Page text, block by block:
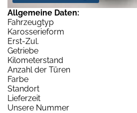
Allgemeine Daten:
Fahrzeugtyp
Karosserieform
Erst-Zul.
Getriebe
Kilometerstand
Anzahl der Türen
Farbe
Standort
Lieferzeit
Unsere Nummer